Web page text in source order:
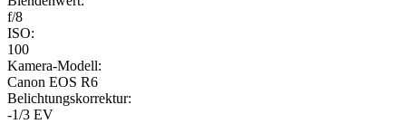
f/8
ISO:
100
Kamera-Modell:
Canon EOS R6
Belichtungskorrektur:
-1/3 EV